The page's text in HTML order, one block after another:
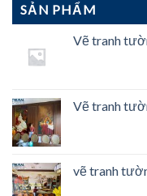
SẢN PHẨM
Vẽ tranh
Vẽ tranh
vẽ tranh